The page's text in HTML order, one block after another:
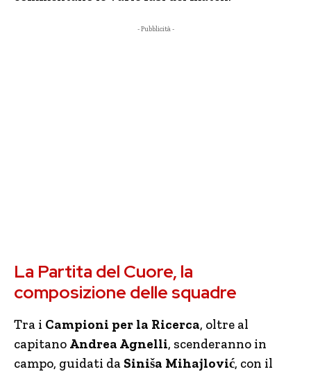
- Pubblicità -
La Partita del Cuore, la
composizione delle squadre
Tra i Campioni per la Ricerca, oltre al
capitano Andrea Agnelli, scenderanno in
campo, guidati da Siniša Mihajlović, con il